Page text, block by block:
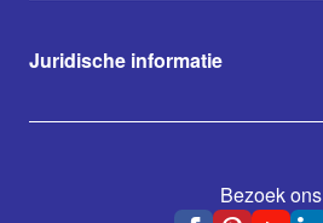
Juridische informatie
Bezoek ons